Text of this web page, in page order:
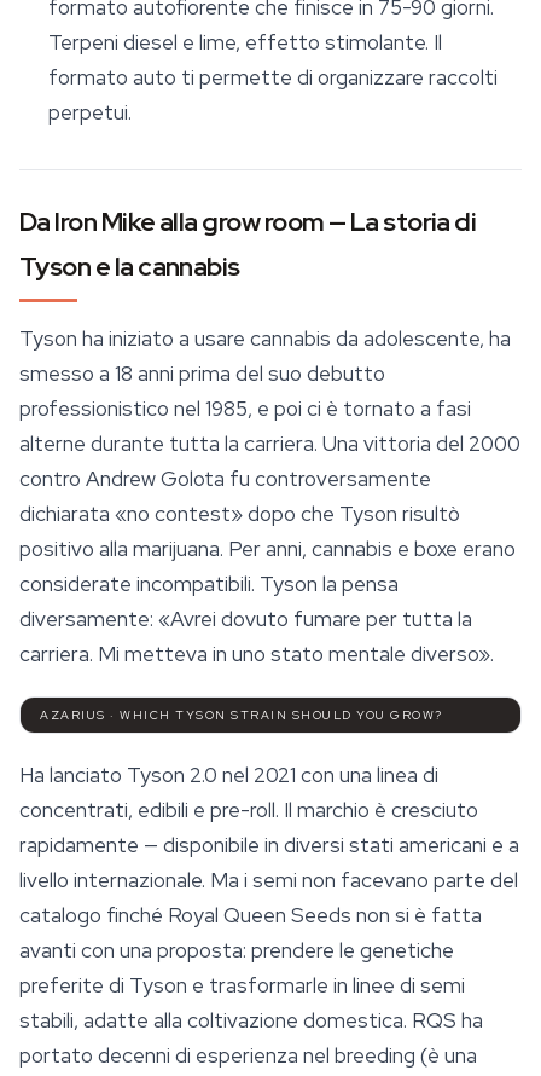
formato autofiorente che finisce in 75-90 giorni.
Terpeni diesel e lime, effetto stimolante. Il
formato auto ti permette di organizzare raccolti
perpetui.
Da Iron Mike alla grow room — La storia di
Tyson e la cannabis
Tyson ha iniziato a usare cannabis da adolescente, ha
smesso a 18 anni prima del suo debutto
professionistico nel 1985, e poi ci è tornato a fasi
alterne durante tutta la carriera. Una vittoria del 2000
contro Andrew Golota fu controversamente
dichiarata «no contest» dopo che Tyson risultò
positivo alla marijuana. Per anni, cannabis e boxe erano
considerate incompatibili. Tyson la pensa
diversamente: «Avrei dovuto fumare per tutta la
carriera. Mi metteva in uno stato mentale diverso».
AZARIUS · WHICH TYSON STRAIN SHOULD YOU GROW?
Ha lanciato Tyson 2.0 nel 2021 con una linea di
concentrati, edibili e pre-roll. Il marchio è cresciuto
rapidamente — disponibile in diversi stati americani e a
livello internazionale. Ma i semi non facevano parte del
catalogo finché Royal Queen Seeds non si è fatta
avanti con una proposta: prendere le genetiche
preferite di Tyson e trasformarle in linee di semi
stabili, adatte alla coltivazione domestica. RQS ha
portato decenni di esperienza nel breeding (è una